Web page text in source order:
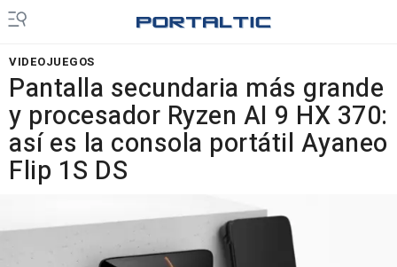
VIDEOJUEGOS
Pantalla secundaria más grande
y procesador Ryzen AI 9 HX 370:
así es la consola portátil Ayaneo
Flip 1S DS